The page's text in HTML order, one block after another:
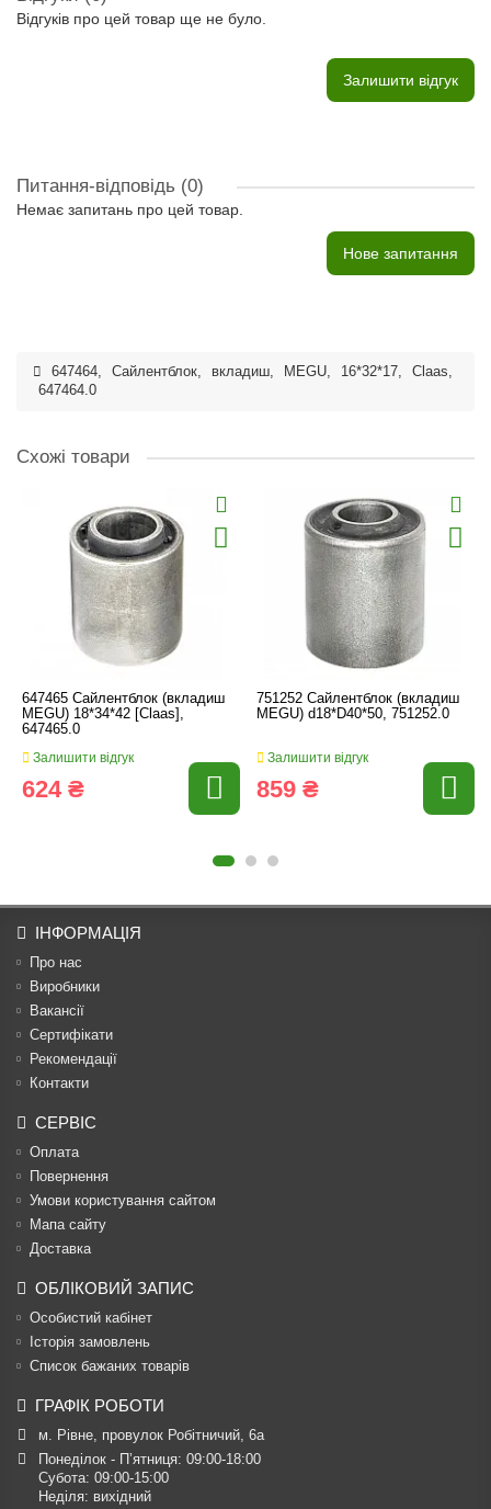
Відгуків про цей товар ще не було.
Залишити відгук
Питання-відповідь (0)
Немає запитань про цей товар.
Нове запитання
647464, Сайлентблок, вкладиш, MEGU, 16*32*17, Claas,
647464.0
Схожі товари
647465 Сайлентблок (вкладиш
MEGU) 18*34*42 [Claas],
647465.0
Залишити відгук
624 ₴
751252 Сайлентблок (вкладиш
MEGU) d18*D40*50, 751252.0
Залишити відгук
859 ₴
ІНФОРМАЦІЯ
Про нас
Виробники
Вакансії
Сертифікати
Рекомендації
Контакти
СЕРВІС
Оплата
Повернення
Умови користування сайтом
Мапа сайту
Доставка
ОБЛІКОВИЙ ЗАПИС
Особистий кабінет
Історія замовлень
Список бажаних товарів
ГРАФІК РОБОТИ
м. Рівне, провулок Робітничий, 6а
Понеділок - П’ятниця: 09:00-18:00
Субота: 09:00-15:00
Неділя: вихідний